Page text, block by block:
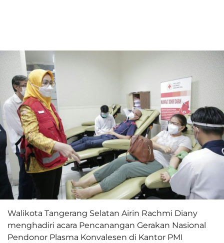
Walikota Tangerang Selatan Airin Rachmi Diany
menghadiri acara Pencanangan Gerakan Nasional
Pendonor Plasma Konvalesen di Kantor PMI